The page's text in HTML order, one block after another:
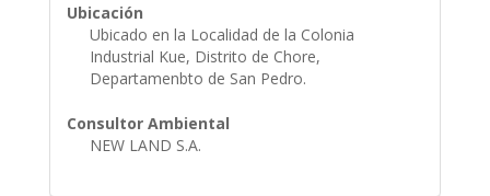
Ubicación
Ubicado en la Localidad de la Colonia
Industrial Kue, Distrito de Chore,
Departamenbto de San Pedro.
Consultor Ambiental
NEW LAND S.A.